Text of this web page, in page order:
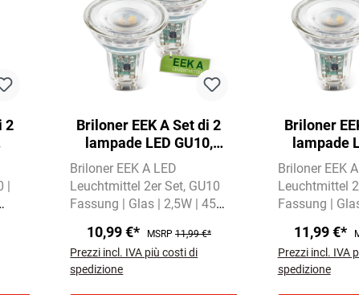
2
|
Briloner EEK A Set di 2
lampade LED GU10,
luce bianca calda, vetro
Briloner EEK A LED
Leuchtmittel 2er Set GU10
Fassung | Glas | 2,5W | 450
mit 3000 Kelvin
10,99 €* MSRP 11,99 €*
Prezzi incl. IVA più costi di
spedizione
Briloner
lampade
luce bianca
Briloner EEK
Leuchtmittel
Fassung |
mit 3000
11,99 €*
Prezzi incl. IVA
spedizione